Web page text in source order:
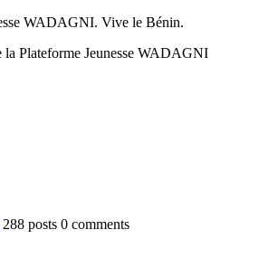
WADAGNI. Vive le Bénin.
la Plateforme Jeunesse WADAGNI
288 posts 0 comments